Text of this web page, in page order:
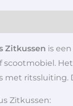
Zitkussen is
met ritssluiting.
Zitkussen: